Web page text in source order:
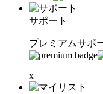
サポート
プレミアムサポ
x